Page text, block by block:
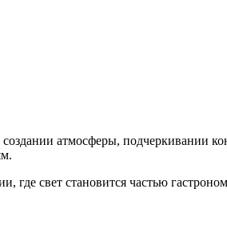
атмосферы, подчеркивании
свет становится частью